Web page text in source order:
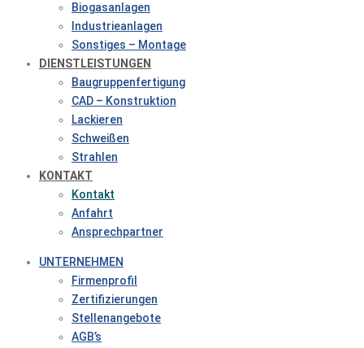
Biogasanlagen
Industrieanlagen
Sonstiges – Montage
DIENSTLEISTUNGEN
Baugruppenfertigung
CAD – Konstruktion
Lackieren
Schweißen
Strahlen
KONTAKT
Kontakt
Anfahrt
Ansprechpartner
UNTERNEHMEN
Firmenprofil
Zertifizierungen
Stellenangebote
AGB’s